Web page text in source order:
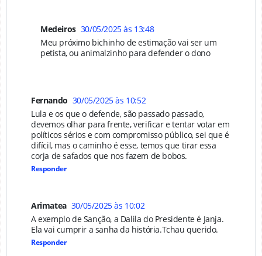
Medeiros 30/05/2025 às 13:48
Meu próximo bichinho de estimação vai ser um
petista, ou animalzinho para defender o dono
Fernando 30/05/2025 às 10:52
Lula e os que o defende, são passado passado,
devemos olhar para frente, verificar e tentar votar em
políticos sérios e com compromisso público, sei que é
difícil, mas o caminho é esse, temos que tirar essa
corja de safados que nos fazem de bobos.
Responder
Arimatea 30/05/2025 às 10:02
A exemplo de Sanção, a Dalila do Presidente é Janja.
Ela vai cumprir a sanha da história.Tchau querido.
Responder